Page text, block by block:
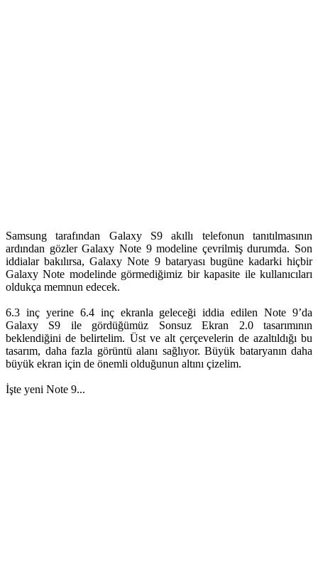
Samsung tarafından Galaxy S9 akıllı telefonun tanıtılmasının
ardından gözler Galaxy Note 9 modeline çevrilmiş durumda. Son
iddialar bakılırsa, Galaxy Note 9 bataryası bugüne kadarki hiçbir
Galaxy Note modelinde görmediğimiz bir kapasite ile kullanıcıları
oldukça memnun edecek.
6.3 inç yerine 6.4 inç ekranla geleceği iddia edilen Note 9’da
Galaxy S9 ile gördüğümüz Sonsuz Ekran 2.0 tasarımının
beklendiğini de belirtelim. Üst ve alt çerçevelerin de azaltıldığı bu
tasarım, daha fazla görüntü alanı sağlıyor. Büyük bataryanın daha
büyük ekran için de önemli olduğunun altını çizelim.
İşte yeni Note 9...